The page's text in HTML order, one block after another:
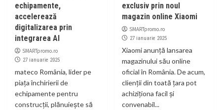
echipamente,
accelerează
digitalizarea prin
integrarea AI
SMARTpromo.ro
27 ianuarie 2025
mateco România, lider pe
piața închirierii de
echipamente pentru
construcții, plănuiește să
exclusiv prin noul
magazin online Xiaomi
SMARTpromo.ro
27 ianuarie 2025
Xiaomi anunță lansarea
magazinului său online
oficial în România. De acum,
clienții din toată țara pot
achiziționa facil și
convenabil...